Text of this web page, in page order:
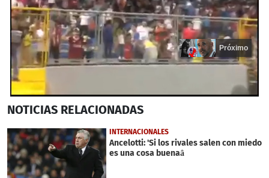
seconds
17
seconds
Próximo
NOTICIAS RELACIONADAS
INTERNACIONALES
Ancelotti: 'Si los rivales salen con miedo
es una cosa buenaâ